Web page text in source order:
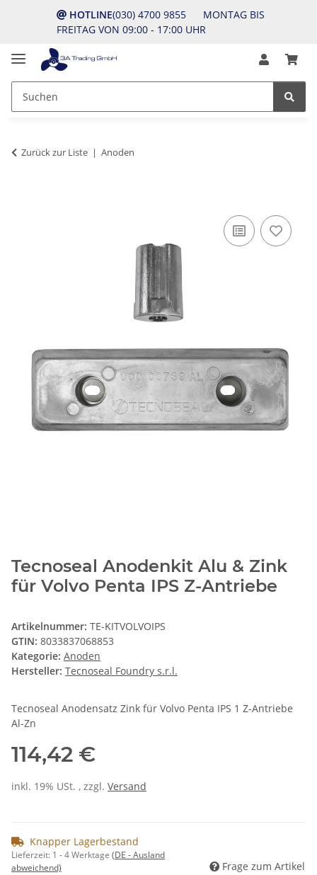
HOTLINE(030) 4700 9855 MONTAG BIS
FREITAG VON 09:00 - 17:00 UHR
Zurück zur Liste Anoden
Tecnoseal Anodenkit Alu & Zink
für Volvo Penta IPS Z-Antriebe
Artikelnummer: TE-KITVOLVOIPS
GTIN: 8033837068853
Kategorie: Anoden
Hersteller: Tecnoseal Foundry s.r.l.
Tecnoseal Anodensatz Zink für Volvo Penta IPS 1 Z-Antriebe
Al-Zn
114,42 €
inkl. 19% USt. , zzgl. Versand
Knapper Lagerbestand
Lieferzeit: 1 - 4 Werktage (DE - Ausland
abweichend)
Frage zum Artikel